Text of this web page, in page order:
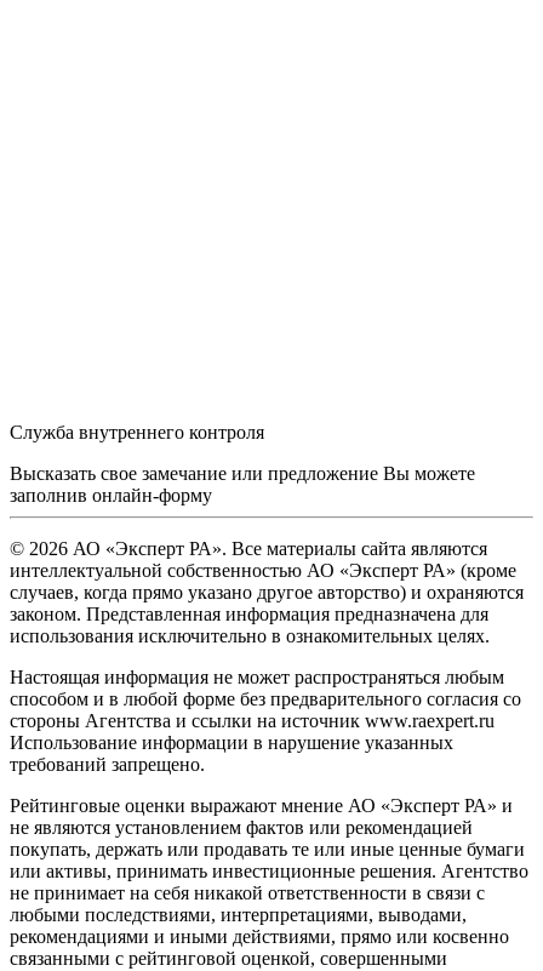
Служба внутреннего контроля
Высказать свое замечание или предложение Вы можете
заполнив онлайн-форму
© 2026 АО «Эксперт РА». Все материалы сайта являются
интеллектуальной собственностью АО «Эксперт РА» (кроме
случаев, когда прямо указано другое авторство) и охраняются
законом. Представленная информация предназначена для
использования исключительно в ознакомительных целях.
Настоящая информация не может распространяться любым
способом и в любой форме без предварительного согласия со
стороны Агентства и ссылки на источник www.raexpert.ru
Использование информации в нарушение указанных
требований запрещено.
Рейтинговые оценки выражают мнение АО «Эксперт РА» и
не являются установлением фактов или рекомендацией
покупать, держать или продавать те или иные ценные бумаги
или активы, принимать инвестиционные решения. Агентство
не принимает на себя никакой ответственности в связи с
любыми последствиями, интерпретациями, выводами,
рекомендациями и иными действиями, прямо или косвенно
связанными с рейтинговой оценкой, совершенными